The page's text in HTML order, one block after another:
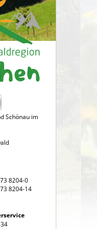
Schönau im
8204-0
8204-14